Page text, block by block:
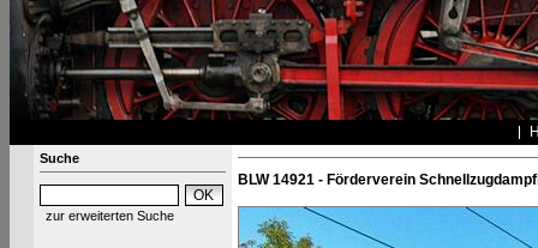
Suche
zur erweiterten Suche
BLW 14921 - Förderverein